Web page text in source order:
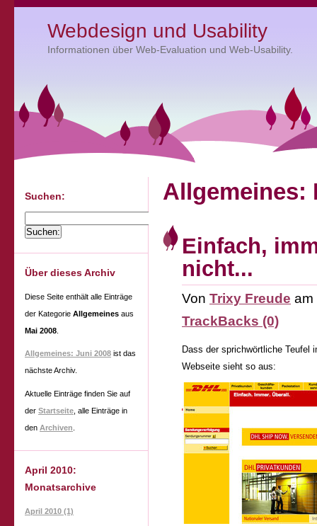
Webdesign und Usability
Informationen über Web-Evaluation und Web-Usability.
Allgemeines:
Einfach,
nicht...
Von Trixy Freude am
TrackBacks (0)
Dass der sprichwörtliche
Webseite sieht so aus:
Suchen:
Über dieses Archiv
Diese Seite enthält alle Einträge
der Kategorie Allgemeines aus
Mai 2008
Allgemeines: Juni 2008 ist das
nächste Archiv.
Aktuelle Einträge finden Sie auf
der Startseite , alle Einträge in
den Archiven
April 2010:
Monatsarchive
April 2010 (1)